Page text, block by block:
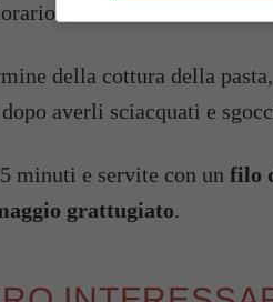
della cottura della
averli sciacquati e
5 minuti e servite con un filo
grattugiato.